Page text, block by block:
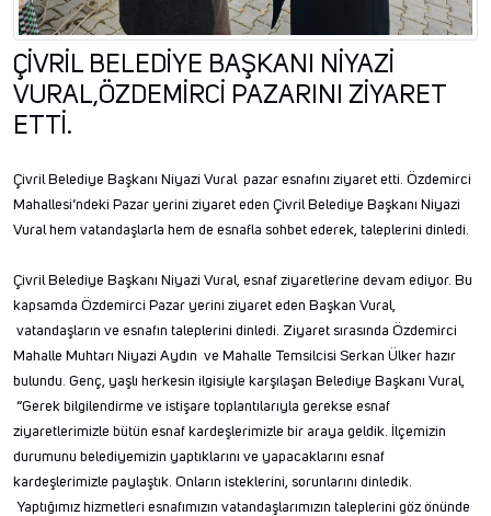
ÇİVRİL BELEDİYE BAŞKANI NİYAZİ
VURAL,ÖZDEMİRCİ PAZARINI ZİYARET
ETTİ.
Çivril Belediye Başkanı Niyazi Vural pazar esnafını ziyaret etti. Özdemirci
Mahallesi’ndeki Pazar yerini ziyaret eden Çivril Belediye Başkanı Niyazi
Vural hem vatandaşlarla hem de esnafla sohbet ederek, taleplerini dinledi.
Çivril Belediye Başkanı Niyazi Vural, esnaf ziyaretlerine devam ediyor. Bu
kapsamda Özdemirci Pazar yerini ziyaret eden Başkan Vural,
vatandaşların ve esnafın taleplerini dinledi. Ziyaret sırasında Özdemirci
Mahalle Muhtarı Niyazi Aydın ve Mahalle Temsilcisi Serkan Ülker hazır
bulundu. Genç, yaşlı herkesin ilgisiyle karşılaşan Belediye Başkanı Vural,
“Gerek bilgilendirme ve istişare toplantılarıyla gerekse esnaf
ziyaretlerimizle bütün esnaf kardeşlerimizle bir araya geldik. İlçemizin
durumunu belediyemizin yaptıklarını ve yapacaklarını esnaf
kardeşlerimizle paylaştık. Onların isteklerini, sorunlarını dinledik.
Yaptığımız hizmetleri esnafımızın vatandaşlarımızın taleplerini göz önünde